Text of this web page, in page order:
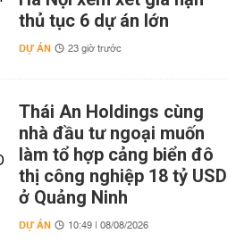
thủ tục 6 dự án lớn
DỰ ÁN 23 giờ trước
Thái An Holdings cùng
nhà đầu tư ngoại muốn
làm tổ hợp cảng biển đô
thị công nghiệp 18 tỷ USD
ở Quảng Ninh
DỰ ÁN 10:49 | 08/08/2026